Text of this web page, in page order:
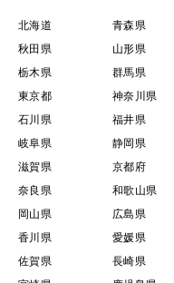
北海道 青森県
秋田県
山形県
栃木県
群馬県
東京都
神奈川県
石川県
福井県
岐阜県
静岡県
滋賀県
京都府
奈良県
和歌山県
岡山県
広島県
香川県
愛媛県
佐賀県
長崎県